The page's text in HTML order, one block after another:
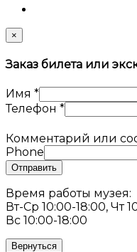
×
Заказ билета или
Имя *
Телефон *
Комментарий или
Phone
Отправить
Время работы музея:
Вт-Ср 10:00-18:00, Чт
Вс 10:00-18:00
Вернуться